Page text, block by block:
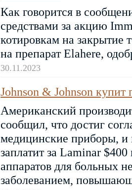
Как говорится в
средствами за акцию
котировкам на закрытие
на препарат Elahere,
30.11.2023
Johnson & Johnson купит
Американский
сообщил, что достиг
медицинские приборы, и
заплатит за Laminar
аппаратов для больных
заболеванием,